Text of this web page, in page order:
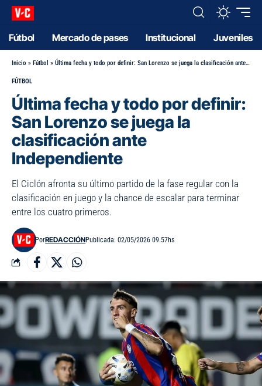
Fútbol Mercado de pases Institucional Juveniles
Inicio » Fútbol » Última fecha y todo por definir: San Lorenzo se juega la clasificación ante Independiente
FÚTBOL
Última fecha y todo por definir:
San Lorenzo se juega la
clasificación ante
Independiente
El Ciclón afronta su último partido de la fase regular con la
clasificación en juego y la chance de escalar para terminar
entre los cuatro primeros.
PorREDACCIÓNPublicada: 02/05/2026 09.57hs